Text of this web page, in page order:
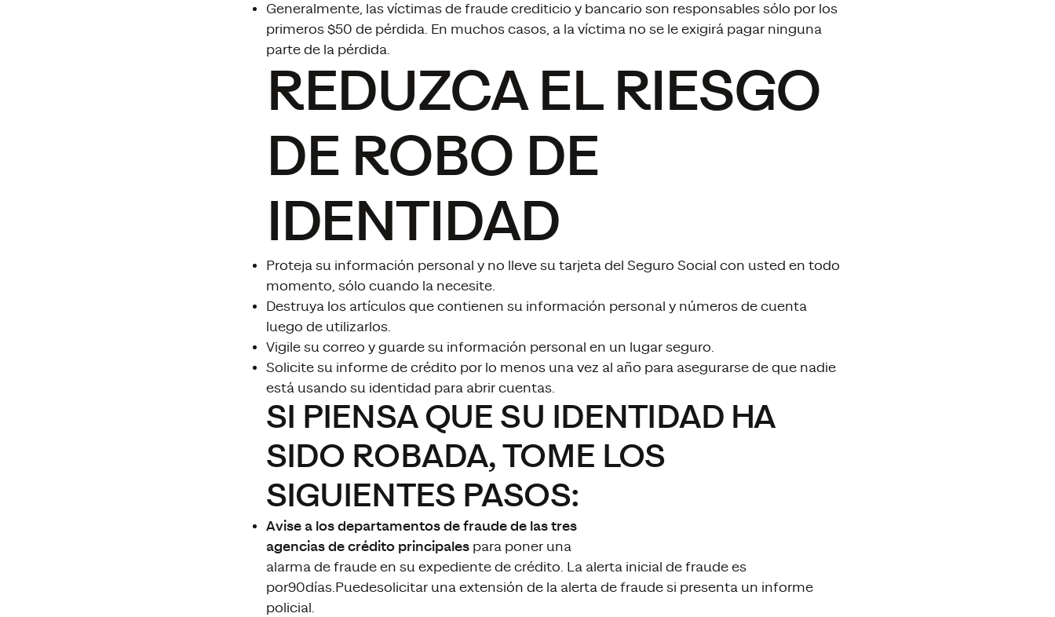
Generalmente, las víctimas de fraude crediticio y bancario son responsables sólo por los
primeros $50 de pérdida. En muchos casos, a la víctima no se le exigirá pagar ninguna
parte de la pérdida.
REDUZCA EL RIESGO
DE ROBO DE
IDENTIDAD
Proteja su información personal y no lleve su tarjeta del Seguro Social con usted en todo
momento, sólo cuando la necesite.
Destruya los artículos que contienen su información personal y números de cuenta
luego de utilizarlos.
Vigile su correo y guarde su información personal en un lugar seguro.
Solicite su informe de crédito por lo menos una vez al año para asegurarse de que nadie
está usando su identidad para abrir cuentas.
SI PIENSA QUE SU IDENTIDAD HA
SIDO ROBADA, TOME LOS
SIGUIENTES PASOS:
Avise a los departamentos de fraude de las tres
agencias de crédito principalespara poner una
alarma de fraude en su expediente de crédito. La alerta inicial de fraude es
por90días.Puedesolicitar una extensión de la alerta de fraude si presenta un informe
policial.